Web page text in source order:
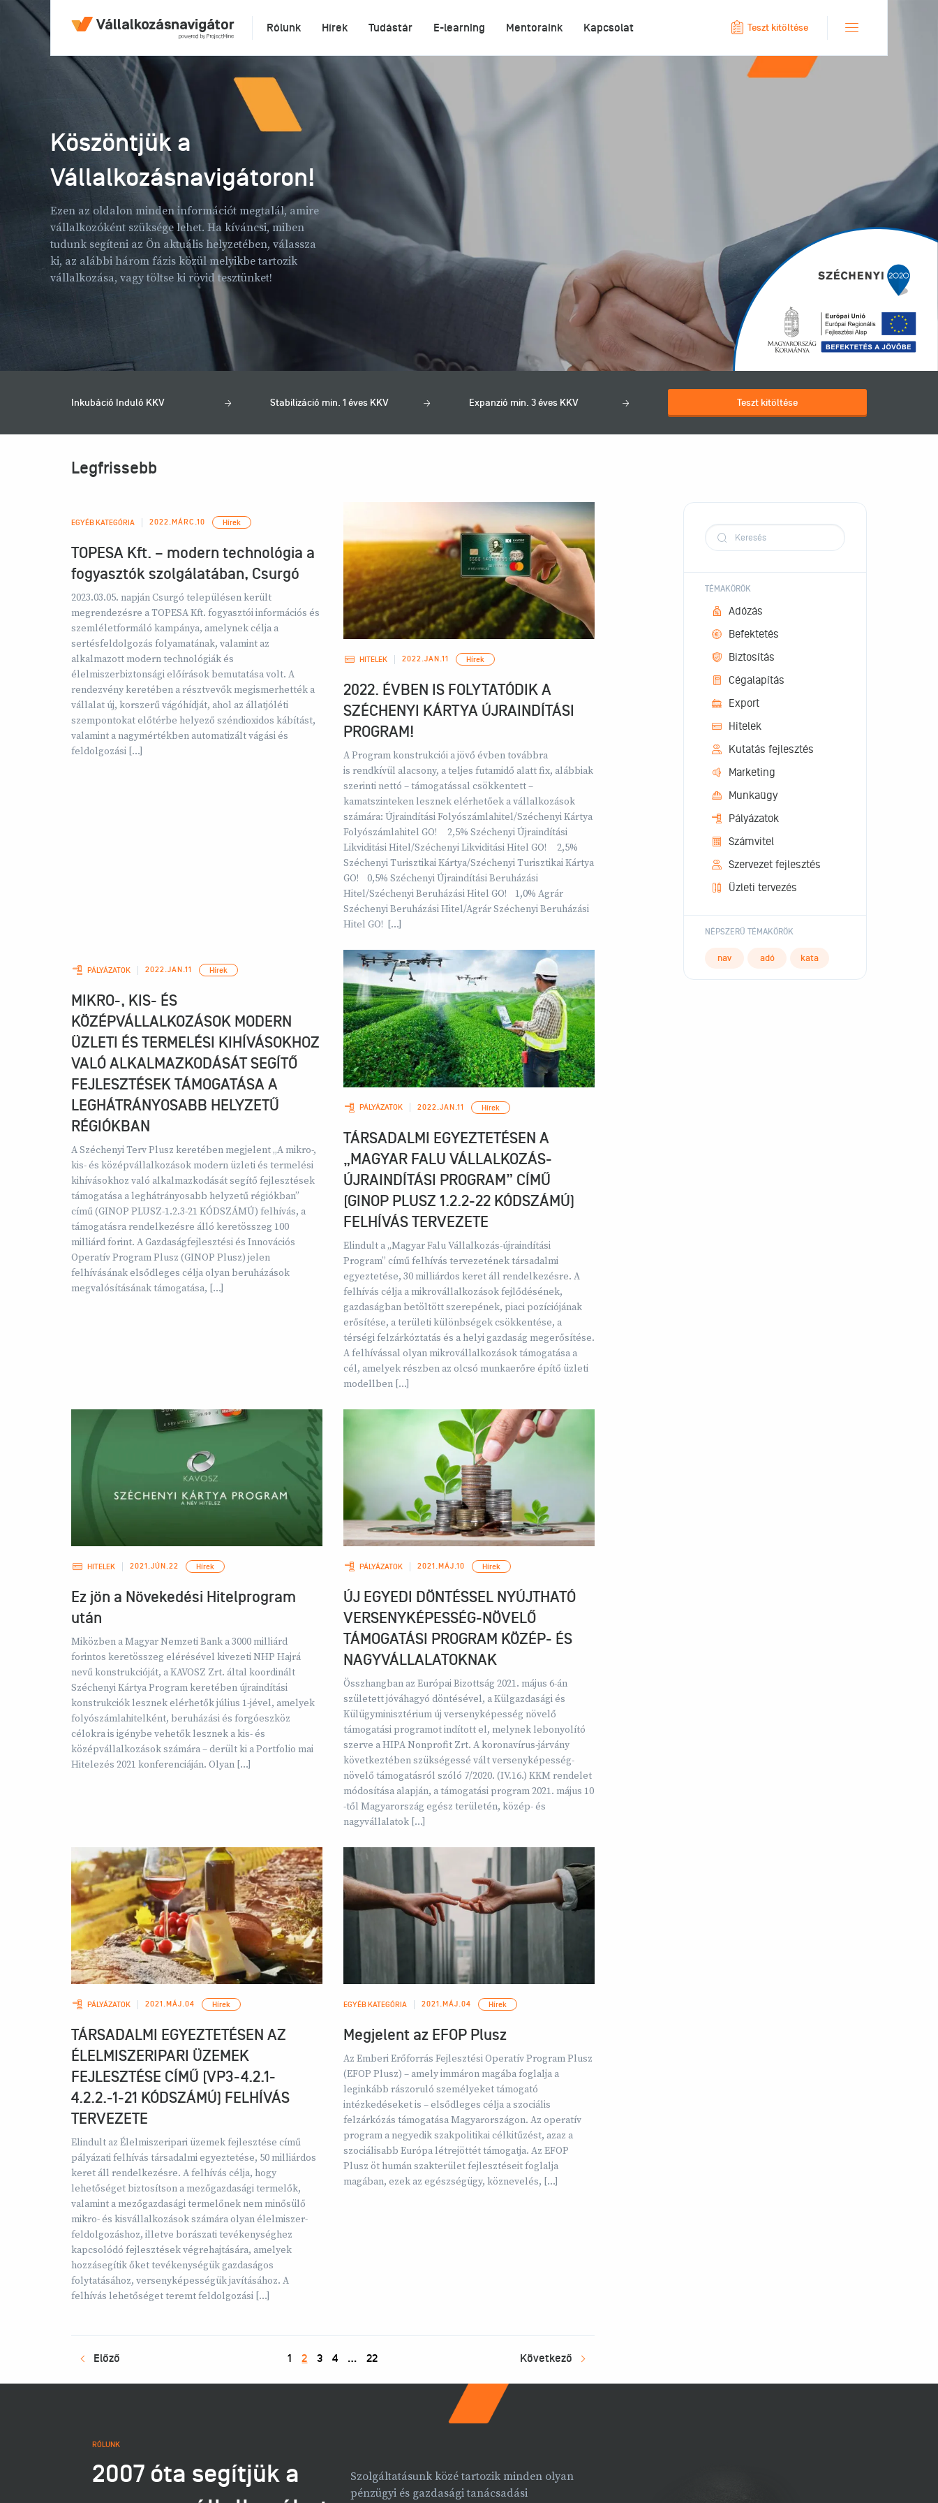
Rólunk Hírek Tudástár E-learning Mentoraink Kapcsolat Teszt kitöltése
Köszöntjük a
Vállalkozásnavigátoron!
Ezen az oldalon minden információt megtalál, amire
vállalkozóként szüksége lehet. Ha kíváncsi, miben
tudunk segíteni az Ön aktuális helyzetében, válassza
ki, az alábbi három fázis közül melyikbe tartozik
vállalkozása, vagy töltse ki rövid tesztünket!
Inkubáció Induló KKV Stabilizáció min. 1 éves KKV Expanzió min. 3 éves KKV Teszt kitöltése
Legfrissebb
EGYÉB KATEGÓRIA 2022.MÁRC.10 Hírek
TOPESA Kft. – modern technológia a
fogyasztók szolgálatában, Csurgó
2023.03.05. napján Csurgó településen került
megrendezésre a TOPESA Kft. fogyasztói információs és
szemléletformáló kampánya, amelynek célja a
sertésfeldolgozás folyamatának, valamint az
alkalmazott modern technológiák és
élelmiszerbiztonsági előírások bemutatása volt. A
rendezvény keretében a résztvevők megismerhették a
vállalat új, korszerű vágóhídját, ahol az állatjóléti
szempontokat előtérbe helyező széndioxidos kábítást,
valamint a nagymértékben automatizált vágási és
feldolgozási […]
HITELEK 2022.JAN.11 Hírek
2022. ÉVBEN IS FOLYTATÓDIK A
SZÉCHENYI KÁRTYA ÚJRAINDÍTÁSI
PROGRAM!
A Program konstrukciói a jövő évben továbbra
is rendkívül alacsony, a teljes futamidő alatt fix, alábbiak
szerinti nettó – támogatással csökkentett –
kamatszinteken lesznek elérhetőek a vállalkozások
számára: Újraindítási Folyószámlahitel/Széchenyi Kártya
Folyószámlahitel GO! 2,5% Széchenyi Újraindítási
Likviditási Hitel/Széchenyi Likviditási Hitel GO! 2,5%
Széchenyi Turisztikai Kártya/Széchenyi Turisztikai Kártya
GO! 0,5% Széchenyi Újraindítási Beruházási
Hitel/Széchenyi Beruházási Hitel GO! 1,0% Agrár
Széchenyi Beruházási Hitel/Agrár Széchenyi Beruházási
Hitel GO! […]
PÁLYÁZATOK 2022.JAN.11 Hírek
MIKRO-, KIS- ÉS
KÖZÉPVÁLLALKOZÁSOK MODERN
ÜZLETI ÉS TERMELÉSI KIHÍVÁSOKHOZ
VALÓ ALKALMAZKODÁSÁT SEGÍTŐ
FEJLESZTÉSEK TÁMOGATÁSA A
LEGHÁTRÁNYOSABB HELYZETŰ
RÉGIÓKBAN
A Széchenyi Terv Plusz keretében megjelent „A mikro-,
kis- és középvállalkozások modern üzleti és termelési
kihívásokhoz való alkalmazkodását segítő fejlesztések
támogatása a leghátrányosabb helyzetű régiókban”
című (GINOP PLUSZ-1.2.3-21 KÓDSZÁMÚ) felhívás, a
támogatásra rendelkezésre álló keretösszeg 100
milliárd forint. A Gazdaságfejlesztési és Innovációs
Operatív Program Plusz (GINOP Plusz) jelen
felhívásának elsődleges célja olyan beruházások
megvalósításának támogatása, […]
PÁLYÁZATOK 2022.JAN.11 Hírek
TÁRSADALMI EGYEZTETÉSEN A
„MAGYAR FALU VÁLLALKOZÁS-
ÚJRAINDÍTÁSI PROGRAM” CÍMŰ
(GINOP PLUSZ 1.2.2-22 KÓDSZÁMÚ)
FELHÍVÁS TERVEZETE
Elindult a „Magyar Falu Vállalkozás-újraindítási
Program” című felhívás tervezetének társadalmi
egyeztetése, 30 milliárdos keret áll rendelkezésre. A
felhívás célja a mikrovállalkozások fejlődésének,
gazdaságban betöltött szerepének, piaci pozíciójának
erősítése, a területi különbségek csökkentése, a
térségi felzárkóztatás és a helyi gazdaság megerősítése.
A felhívással olyan mikrovállalkozások támogatása a
cél, amelyek részben az olcsó munkaerőre építő üzleti
modellben […]
HITELEK 2021.JÚN.22 Hírek
Ez jön a Növekedési Hitelprogram
után
Miközben a Magyar Nemzeti Bank a 3000 milliárd
forintos keretösszeg elérésével kivezeti NHP Hajrá
nevű konstrukcióját, a KAVOSZ Zrt. által koordinált
Széchenyi Kártya Program keretében újraindítási
konstrukciók lesznek elérhetők július 1-jével, amelyek
folyószámlahitelként, beruházási és forgóeszköz
célokra is igénybe vehetők lesznek a kis- és
középvállalkozások számára – derült ki a Portfolio mai
Hitelezés 2021 konferenciáján. Olyan […]
PÁLYÁZATOK 2021.MÁJ.10 Hírek
ÚJ EGYEDI DÖNTÉSSEL NYÚJTHATÓ
VERSENYKÉPESSÉG-NÖVELŐ
TÁMOGATÁSI PROGRAM KÖZÉP- ÉS
NAGYVÁLLALATOKNAK
Összhangban az Európai Bizottság 2021. május 6-án
született jóváhagyó döntésével, a Külgazdasági és
Külügyminisztérium új versenyképesség növelő
támogatási programot indított el, melynek lebonyolító
szerve a HIPA Nonprofit Zrt. A koronavírus-járvány
következtében szükségessé vált versenyképesség-
növelő támogatásról szóló 7/2020. (IV.16.) KKM rendelet
módosítása alapján, a támogatási program 2021. május 10
-től Magyarország egész területén, közép- és
nagyvállalatok […]
PÁLYÁZATOK 2021.MÁJ.04 Hírek
TÁRSADALMI EGYEZTETÉSEN AZ
ÉLELMISZERIPARI ÜZEMEK
FEJLESZTÉSE CÍMŰ (VP3-4.2.1-
4.2.2.-1-21 KÓDSZÁMÚ) FELHÍVÁS
TERVEZETE
Elindult az Élelmiszeripari üzemek fejlesztése című
pályázati felhívás társadalmi egyeztetése, 50 milliárdos
keret áll rendelkezésre. A felhívás célja, hogy
lehetőséget biztosítson a mezőgazdasági termelők,
valamint a mezőgazdasági termelőnek nem minősülő
mikro- és kisvállalkozások számára olyan élelmiszer-
feldolgozáshoz, illetve borászati tevékenységhez
kapcsolódó fejlesztések végrehajtására, amelyek
hozzásegítik őket tevékenységük gazdaságos
folytatásához, versenyképességük javításához. A
felhívás lehetőséget teremt feldolgozási […]
EGYÉB KATEGÓRIA 2021.MÁJ.04 Hírek
Megjelent az EFOP Plusz
Az Emberi Erőforrás Fejlesztési Operatív Program Plusz
(EFOP Plusz) – amely immáron magába foglalja a
leginkább rászoruló személyeket támogató
intézkedéseket is – elsődleges célja a szociális
felzárkózás támogatása Magyarországon. Az operatív
program a negyedik szakpolitikai célkitűzést, azaz a
szociálisabb Európa létrejöttét támogatja. Az EFOP
Plusz öt humán szakterület fejlesztéseit foglalja
magában, ezek az egészségügy, köznevelés, […]
Előző 1 2 3 4 … 22 Következő
TÉMAKÖRÖK
Adózás
Befektetés
Biztosítás
Cégalapítás
Export
Hitelek
Kutatás fejlesztés
Marketing
Munkaügy
Pályázatok
Számvitel
Szervezet fejlesztés
Üzleti tervezés
NÉPSZERŰ TÉMAKÖRÖK
nav adó kata
RÓLUNK
2007 óta segítjük a
Szolgáltatásunk közé tartozik minden olyan
pénzügyi és gazdasági tanácsadási